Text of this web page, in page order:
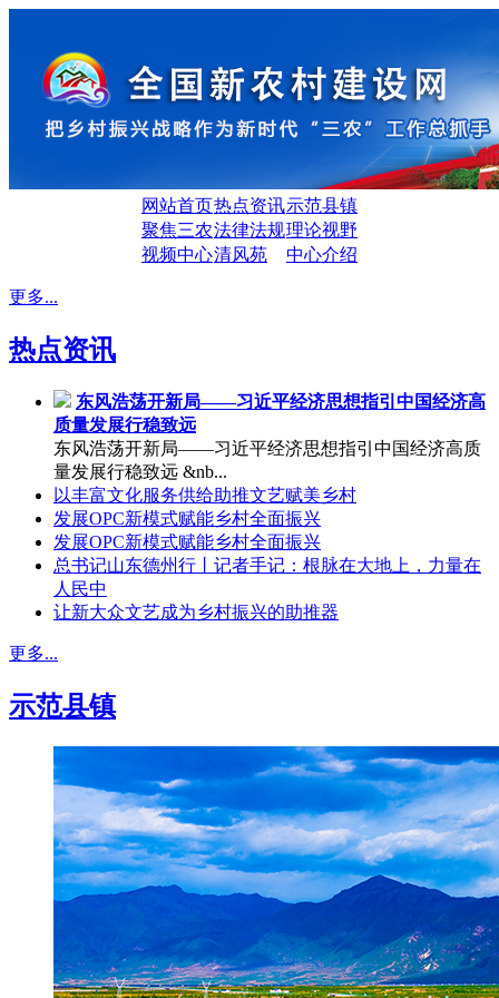
网站首页热点资讯示范县镇
聚焦三农法律法规理论视野
视频中心清风苑 中心介绍
更多...
热点资讯
东风浩荡开新局——习近平经济思想指引中国经济高
质量发展行稳致远
东风浩荡开新局——习近平经济思想指引中国经济高质
量发展行稳致远 &nb...
以丰富文化服务供给助推文艺赋美乡村
发展OPC新模式赋能乡村全面振兴
发展OPC新模式赋能乡村全面振兴
总书记山东德州行丨记者手记：根脉在大地上，力量在
人民中
让新大众文艺成为乡村振兴的助推器
更多...
示范县镇